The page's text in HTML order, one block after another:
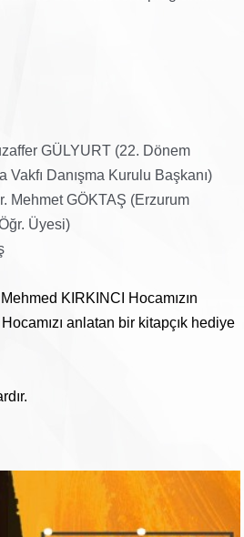
GÜLYURT (22. Dönem
Danışma Kurulu Başkanı)
Mehmet GÖKTAŞ (Erzurum
Üyesi)
Mehmed KIRKINCI Hocamızın
anlatan bir kitapçık hediye